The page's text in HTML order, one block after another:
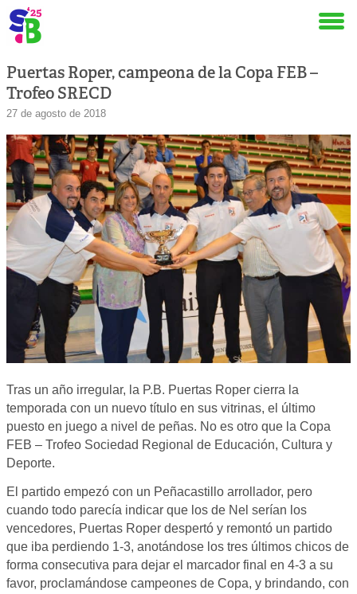
Puertas Roper, campeona de la Copa FEB –
Trofeo SRECD
27 de agosto de 2018
Tras un año irregular, la P.B. Puertas Roper cierra la
temporada con un nuevo título en sus vitrinas, el último
puesto en juego a nivel de peñas. No es otro que la Copa
FEB – Trofeo Sociedad Regional de Educación, Cultura y
Deporte.
El partido empezó con un Peñacastillo arrollador, pero
cuando todo parecía indicar que los de Nel serían los
vencedores, Puertas Roper despertó y remontó un partido
que iba perdiendo 1-3, anotándose los tres últimos chicos de
forma consecutiva para dejar el marcador final en 4-3 a su
favor, proclamándose campeones de Copa, y brindando, con